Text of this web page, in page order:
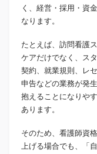
く、経営・採用・資
なります。
たとえば、訪問看護
ケアだけでなく、ス
契約、就業規則、レ
申告などの業務が発
抱えることになりや
あります。
そのため、看護師資
上げる場合でも、「